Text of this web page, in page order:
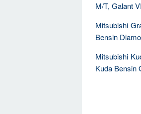
M/T, Galant
Mitsubishi
Bensin
Mitsubishi
Kuda Bensin